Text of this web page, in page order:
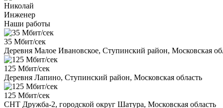
Николай
Инженер
Наши работы
35 Мбит/сек
Деревня Малое Ивановское, Ступинский район, Московская
125 Мбит/сек
Деревня Лапино, Ступинский район, Московская область
125 Мбит/сек
СНТ Дружба-2, городской округ Шатура, Московская область